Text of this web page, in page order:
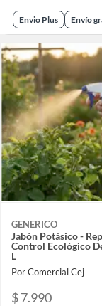
Envio Plus Envío
GENERICO
Jabón Potásico -
Control Ecológico
L
Por Comercial Cej
$ 7.990